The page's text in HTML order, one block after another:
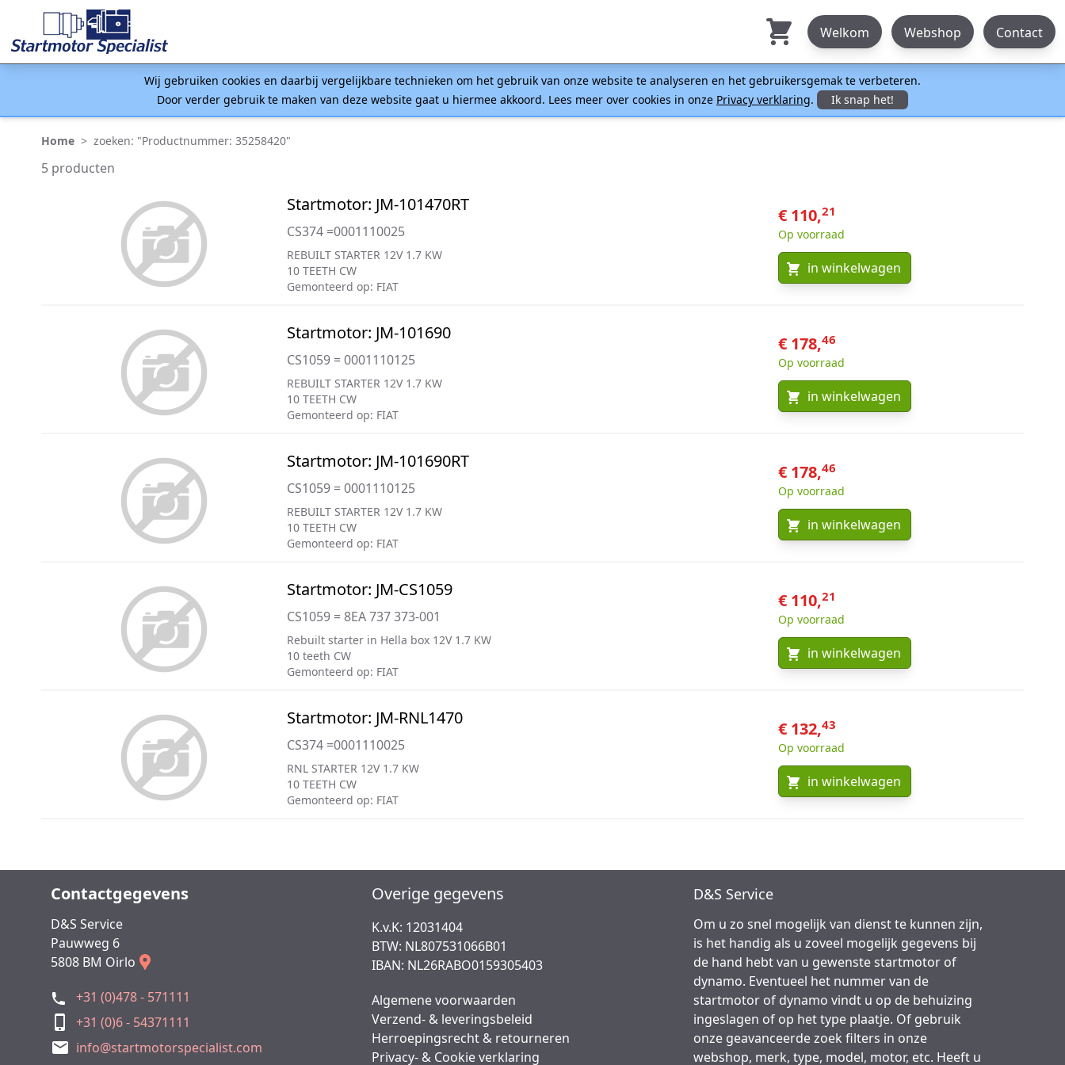
Welkom Webshop Contact
Wij gebruiken cookies en daarbij vergelijkbare technieken om het gebruik van onze website te analyseren en het gebruikersgemak te verbeteren.
Door verder gebruik te maken van deze website gaat u hiermee akkoord. Lees meer over cookies in onze Privacy verklaring. Ik snap het!
Home > zoeken: "Productnummer: 35258420"
5 producten
Startmotor: JM-101470RT
CS374 =0001110025
REBUILT STARTER 12V 1.7 KW
10 TEETH CW
Gemonteerd op: FIAT
€ 110,21
Op voorraad
in winkelwagen
Startmotor: JM-101690
CS1059 = 0001110125
REBUILT STARTER 12V 1.7 KW
10 TEETH CW
Gemonteerd op: FIAT
€ 178,46
Op voorraad
in winkelwagen
Startmotor: JM-101690RT
CS1059 = 0001110125
REBUILT STARTER 12V 1.7 KW
10 TEETH CW
Gemonteerd op: FIAT
€ 178,46
Op voorraad
in winkelwagen
Startmotor: JM-CS1059
CS1059 = 8EA 737 373-001
Rebuilt starter in Hella box 12V 1.7 KW
10 teeth CW
Gemonteerd op: FIAT
€ 110,21
Op voorraad
in winkelwagen
Startmotor: JM-RNL1470
CS374 =0001110025
RNL STARTER 12V 1.7 KW
10 TEETH CW
Gemonteerd op: FIAT
€ 132,43
Op voorraad
in winkelwagen
Contactgegevens
D&S Service
Pauwweg 6
5808 BM Oirlo
+31 (0)478 - 571111
+31 (0)6 - 54371111
info@startmotorspecialist.com
Overige gegevens
K.v.K: 12031404
BTW: NL807531066B01
IBAN: NL26RABO0159305403
Algemene voorwaarden
Verzend- & leveringsbeleid
Herroepingsrecht & retourneren
Privacy- & Cookie verklaring
D&S Service
Om u zo snel mogelijk van dienst te kunnen zijn,
is het handig als u zoveel mogelijk gegevens bij
de hand hebt van u gewenste startmotor of
dynamo. Eventueel het nummer van de
startmotor of dynamo vindt u op de behuizing
ingeslagen of op het type plaatje. Of gebruik
onze geavanceerde zoek filters in onze
webshop, merk, type, model, motor, etc. Heeft u